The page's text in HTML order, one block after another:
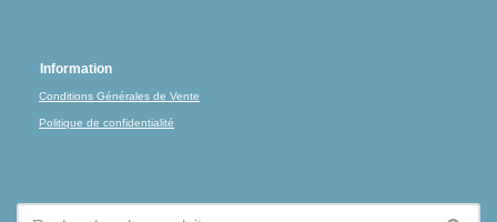
Information
Conditions Générales de Vente
Politique de confidentialité